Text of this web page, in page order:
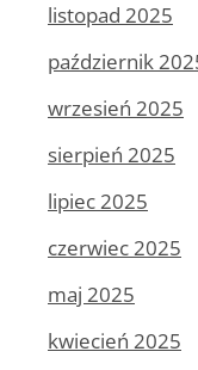
listopad 2025
październik
wrzesień 2025
sierpień 2025
lipiec 2025
czerwiec 2025
maj 2025
kwiecień 2025